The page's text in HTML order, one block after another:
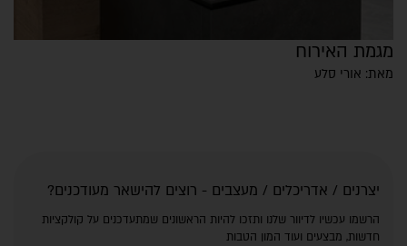
מגמת האירוח
מאת: אורי סלע
יצרנים / אדריכלים / מעצבים - רוצים להישאר מעודכנים?
הרשמו עכשיו לדיוור שלנו ותזכו להיות הראשונים שמתעדכנים על קולקציות
חדשות, מבצעים ועוד המון הטבות